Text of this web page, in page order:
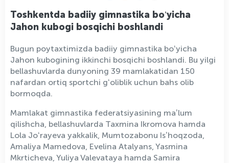
Toshkentda badiiy gimnastika boʻyicha
Jahon kubogi bosqichi boshlandi
Bugun poytaxtimizda badiiy gimnastika boʻyicha
Jahon kubogining ikkinchi bosqichi boshlandi. Bu yilgi
bellashuvlarda dunyoning 39 mamlakatidan 150
nafardan ortiq sportchi gʻoliblik uchun bahs olib
bormoqda.
Mamlakat gimnastika federatsiyasining maʼlum
qilishcha, bellashuvlarda Taxmina Ikromova hamda
Lola Joʻrayeva yakkalik, Mumtozabonu Isʼhoqzoda,
Amaliya Mamedova, Evelina Atalyans, Yasmina
Mkrticheva, Yuliya Valevataya hamda Samira